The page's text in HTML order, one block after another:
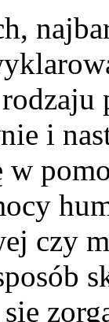
i
w
czy